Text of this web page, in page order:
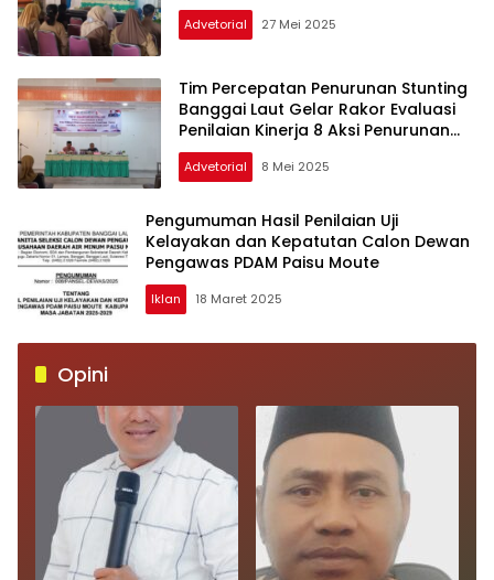
Advetorial 27 Mei 2025
Tim Percepatan Penurunan Stunting
Banggai Laut Gelar Rakor Evaluasi
Penilaian Kinerja 8 Aksi Penurunan
Stunting
Advetorial 8 Mei 2025
Pengumuman Hasil Penilaian Uji
Kelayakan dan Kepatutan Calon Dewan
Pengawas PDAM Paisu Moute
Iklan 18 Maret 2025
Opini